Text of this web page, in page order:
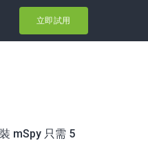
立即試用
mSpy 只需 5